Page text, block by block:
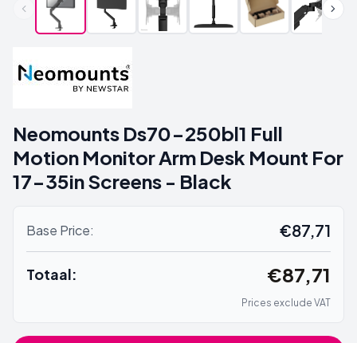
Neomounts Ds70-250bl1 Full
Motion Monitor Arm Desk Mount For
17-35in Screens - Black
Base Price: €87,71
Totaal: €87,71
Prices exclude VAT